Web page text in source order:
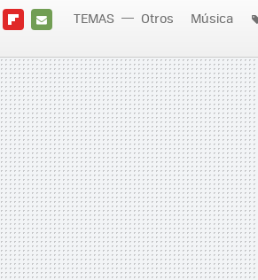
MAIL
TEMAS Otros Música